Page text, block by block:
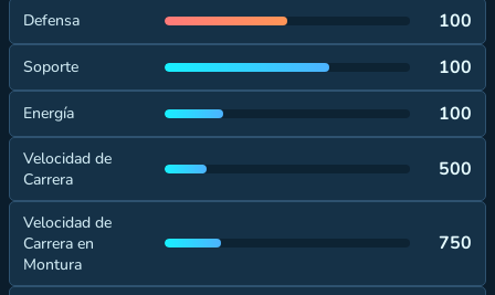
Defensa 100
Soporte 100
Energía 100
Velocidad de
Carrera
500
Velocidad de
Carrera en
Montura
750